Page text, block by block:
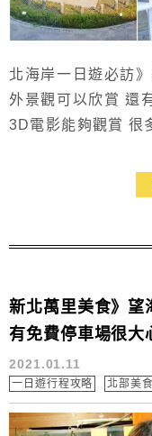
北海岸一日遊必訪
外景觀可以欣賞 還
3D電影能夠觀賞 很
吃冰棒、喝飲料 搭
內景點！ 重點是入
新北萬里美食》望
有免費停車場很大
2021.01.11
一日遊行程攻略 北部美食